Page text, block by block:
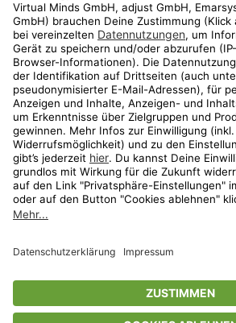
Shop
Aktionen
Travel
* Streichpreise entsprechen der